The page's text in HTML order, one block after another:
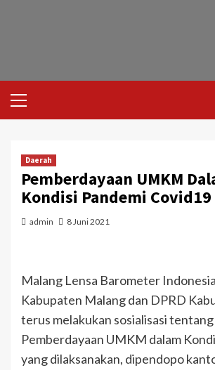
Daerah
Pemberdayaan UMKM
Kondisi Pandemi Covid19
admin 8 Juni 2021
Malang Lensa Barometer
Kabupaten Malang dan DPRD
terus melakukan sosialisasi tentang
Pemberdayaan UMKM dalam
yang dilaksanakan, dipendopo